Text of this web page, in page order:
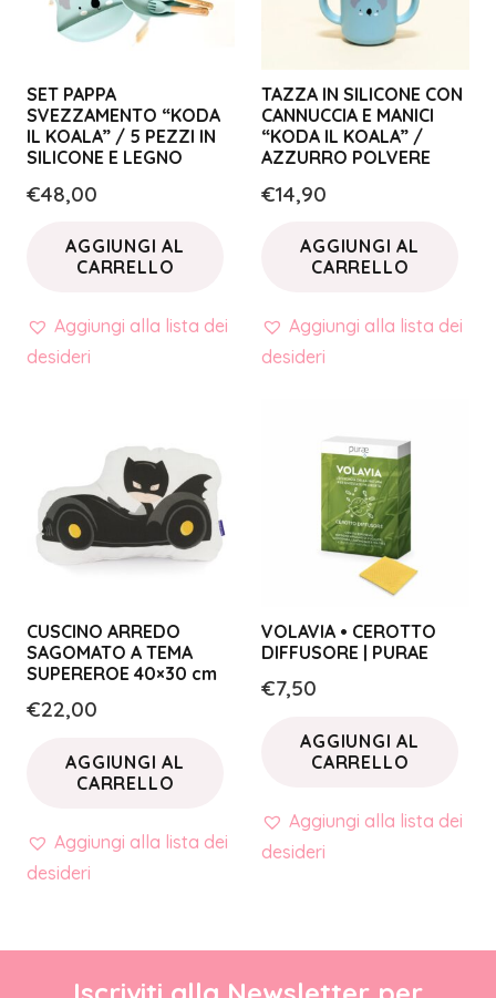
SET PAPPA
SVEZZAMENTO “KODA
IL KOALA” / 5 PEZZI IN
SILICONE E LEGNO
€48,00
AGGIUNGI AL
CARRELLO
Aggiungi alla lista dei
desideri
TAZZA IN SILICONE CON
CANNUCCIA E MANICI
“KODA IL KOALA” /
AZZURRO POLVERE
€14,90
AGGIUNGI AL
CARRELLO
Aggiungi alla lista dei
desideri
CUSCINO ARREDO
SAGOMATO A TEMA
SUPEREROE 40×30 cm
€22,00
AGGIUNGI AL
CARRELLO
Aggiungi alla lista dei
desideri
VOLAVIA • CEROTTO
DIFFUSORE | PURAE
€7,50
AGGIUNGI AL
CARRELLO
Aggiungi alla lista dei
desideri